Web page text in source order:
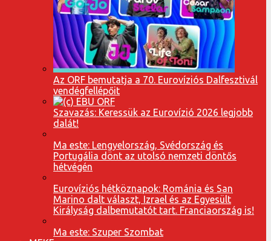
Az ORF bemutatja a 70. Eurovíziós Dalfesztivál
vendégfellépőit
Szavazás: Keressük az Eurovízió 2026 legjobb
dalát!
Ma este: Lengyelország, Svédország és
Portugália dönt az utolsó nemzeti döntős
hétvégén
Eurovíziós hétköznapok: Románia és San
Marino dalt választ, Izrael és az Egyesült
Királyság dalbemutatót tart. Franciaország is!
Ma este: Szuper Szombat